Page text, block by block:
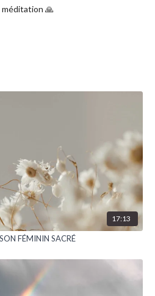
🙏
17:13
FÉMININ SACRÉ